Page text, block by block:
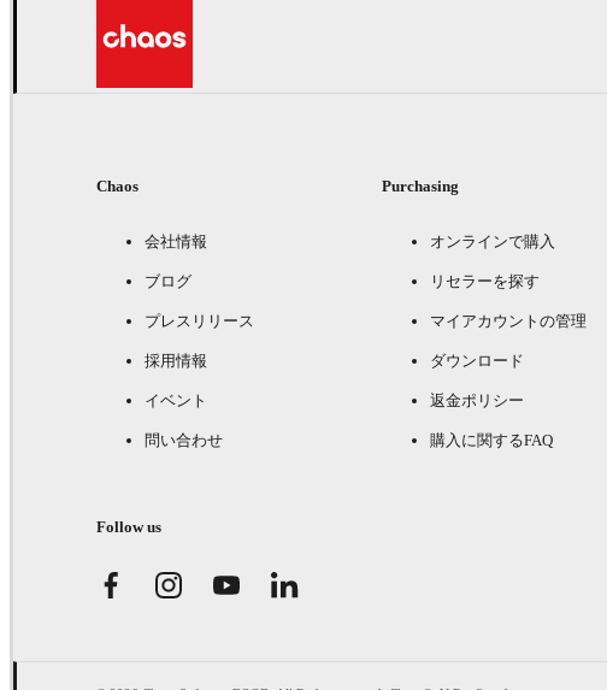
Chaos
会社情報
ブログ
プレスリリース
採用情報
イベント
問い合わせ
Purchasing
オンラインで購入
リセラーを探す
マイアカウントの管理
ダウンロード
返金ポリシー
購入に関するFAQ
Follow us